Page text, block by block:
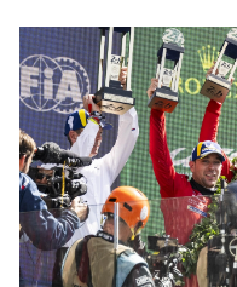
HOSPITALITÉS
BILLETTERIE
24H LEMANS